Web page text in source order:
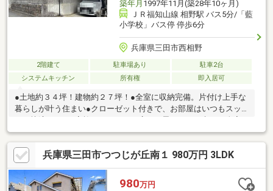
築年月 1997年11月(築28年10ヶ月)
ＪＲ福知山線 相野駅 バス5分/「藍
小学校」バス停 停歩6分
兵庫県三田市西相野
2階建て 駐車場あり
駐車2台
システムキッチン
所有権 即入居可
●土地約３４坪！建物約２７坪！●全室に収納完備。片付け上手な
暮らしが叶う住まい●クローゼット付きで、お部屋はいつもスッ
キリ快適です。●家族それぞれに、広さと思いやりを考えた全室
６帖以上のゆとり設計●心地よい毎日を過ごせる陽光たっぷりの
南向きバルコニー●心落ち着く、畳のぬくもり。寛ぎの和室６．
０帖●雨の日も安心！屋根付きカーポートで快適駐車●室内丁寧に
お使いです。
兵庫県三田市つつじが丘南１ 980万円 3LDK
980万円